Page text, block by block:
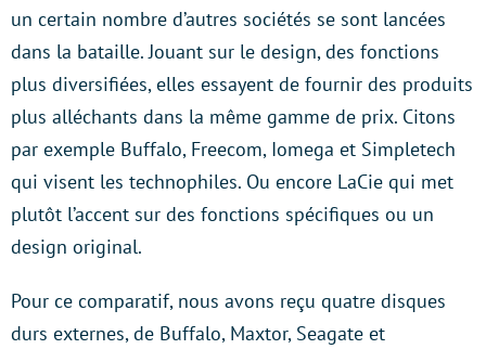
un certain nombre d’autres sociétés se sont lancées
dans la bataille. Jouant sur le design, des fonctions
plus diversifiées, elles essayent de fournir des produits
plus alléchants dans la même gamme de prix. Citons
par exemple Buffalo, Freecom, Iomega et Simpletech
qui visent les technophiles. Ou encore LaCie qui met
plutôt l’accent sur des fonctions spécifiques ou un
design original.
Pour ce comparatif, nous avons reçu quatre disques
durs externes, de Buffalo, Maxtor, Seagate et